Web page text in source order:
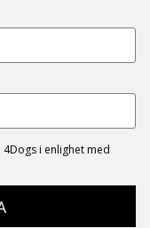
i enlighet med